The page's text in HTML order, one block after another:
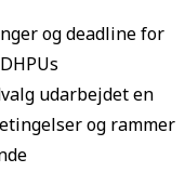
og deadline for
udarbejdet en
og rammer